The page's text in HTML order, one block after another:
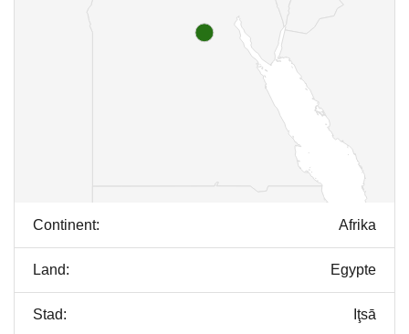
Continent: Afrika
Land: Egypte
Stad: Iţsā